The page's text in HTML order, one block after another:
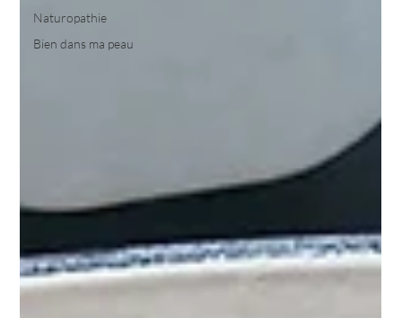
Naturopathie
Bien dans ma peau